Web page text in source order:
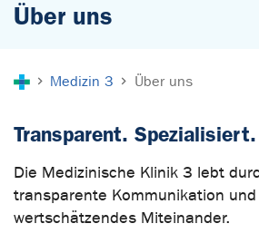
Über uns
Medizin 3 Über uns
Transparent.
Die Medizinische Klinik 3 lebt
transparente Kommunikation und
wertschätzendes Miteinander.